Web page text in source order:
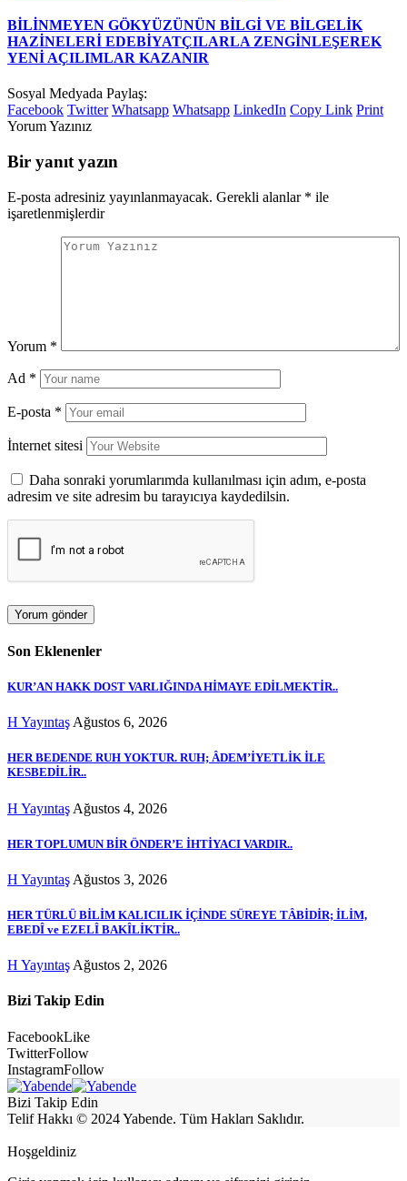
BİLİNMEYEN GÖKYÜZÜNÜN BİLGİ VE BİLGELİK
HAZİNELERİ EDEBİYATÇILARLA ZENGİNLEŞEREK
YENİ AÇILIMLAR KAZANIR
Sosyal Medyada Paylaş:
Facebook Twitter Whatsapp Whatsapp LinkedIn Copy Link Print
Yorum Yazınız
Bir yanıt yazın
E-posta adresiniz yayınlanmayacak. Gerekli alanlar * ile
işaretlenmişlerdir
Yorum *
Ad *
E-posta *
İnternet sitesi
Daha sonraki yorumlarımda kullanılması için adım, e-posta
adresim ve site adresim bu tarayıcıya kaydedilsin.
Son Eklenenler
KUR’AN HAKK DOST VARLIĞINDA HİMAYE EDİLMEKTİR..
H Yayıntaş Ağustos 6, 2026
HER BEDENDE RUH YOKTUR. RUH; ÂDEM’İYETLİK İLE
KESBEDİLİR..
H Yayıntaş Ağustos 4, 2026
HER TOPLUMUN BİR ÖNDER’E İHTİYACI VARDIR..
H Yayıntaş Ağustos 3, 2026
HER TÜRLÜ BİLİM KALICILIK İÇİNDE SÜREYE TÂBİDİR; İLİM,
EBEDÎ ve EZELÎ BAKÎLİKTİR..
H Yayıntaş Ağustos 2, 2026
Bizi Takip Edin
FacebookLike
TwitterFollow
InstagramFollow
Bizi Takip Edin
Telif Hakkı © 2024 Yabende. Tüm Hakları Saklıdır.
Hoşgeldiniz